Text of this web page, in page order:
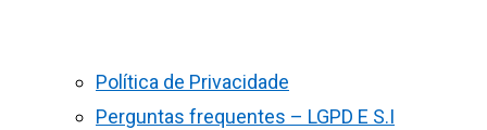
Política de Privacidade
Perguntas frequentes – LGPD E S.I